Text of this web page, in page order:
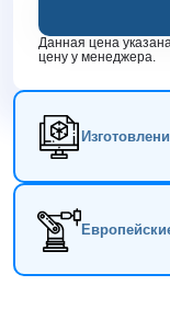
Данная цена
цену у менеджера.